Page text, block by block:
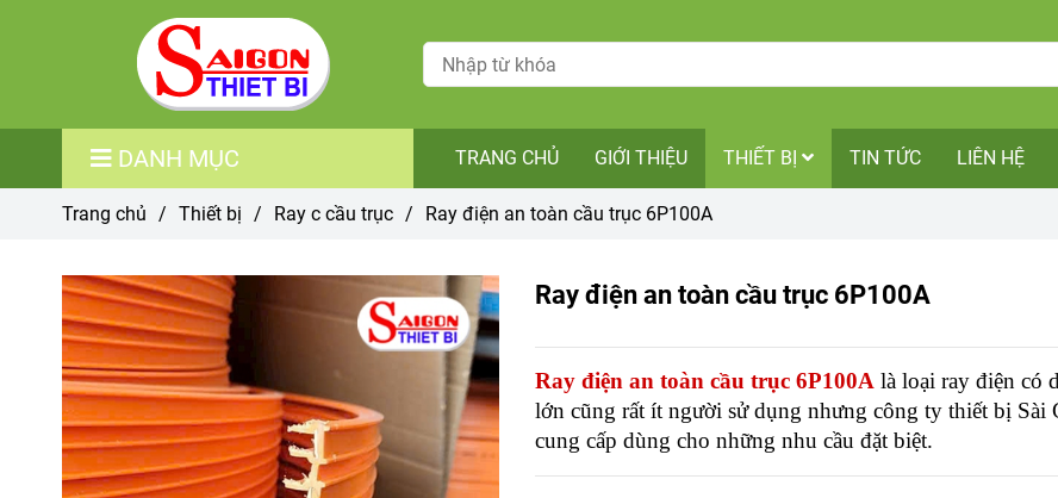
DANH MỤC TRANG CHỦ GIỚI THIỆU THIẾT BỊ TIN TỨC LIÊN HỆ
Trang chủ / Thiết bị / Ray c cầu trục / Ray điện an toàn cầu trục 6P100A
Ray điện an toàn cầu trục 6P100A
Ray điện an toàn cầu trục 6P100A là loại ray điện có
lớn cũng rất ít người sử dụng nhưng công ty thiết bị Sài
cung cấp dùng cho những nhu cầu đặt biệt.